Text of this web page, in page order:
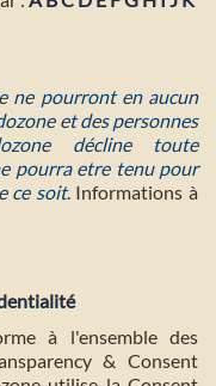
ne pourront en aucun
et des personnes
décline toute
pourra etre tenu pour
ce soit. Informations à
à l'ensemble des
& Consent